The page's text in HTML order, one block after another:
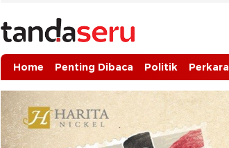
tandaseru.com | Penting Dibaca
tandaseru.com
Home Penting Dibaca Politik Perkara